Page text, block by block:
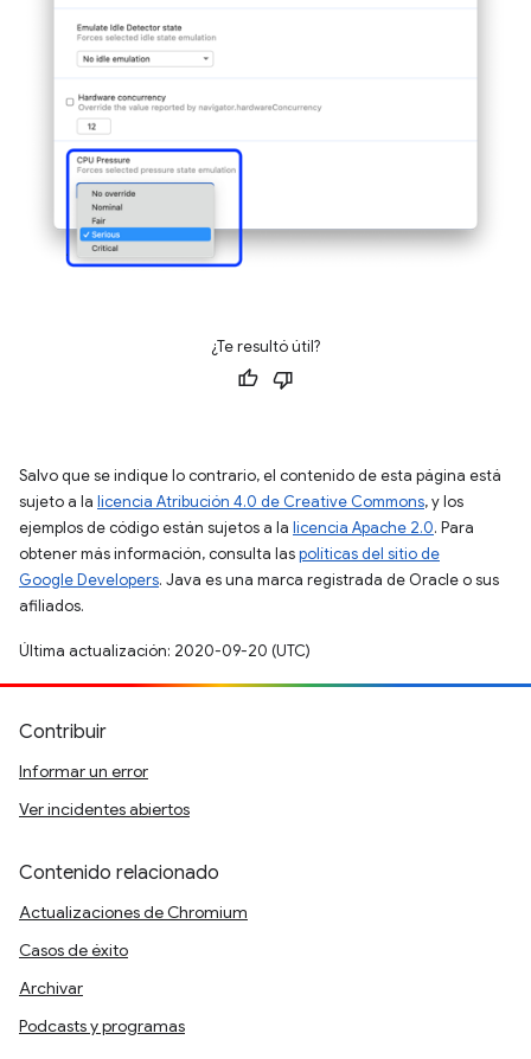
¿Te resultó útil?
Salvo que se indique lo contrario, el contenido de esta página está
sujeto a la licencia Atribución 4.0 de Creative Commons, y los
ejemplos de código están sujetos a la licencia Apache 2.0. Para
obtener más información, consulta laspolíticas del sitio de
Google Developers. Java es una marca registrada de Oracle o sus
afiliados.
Última actualización: 2020-09-20 (UTC)
Contribuir
Informar un error
Ver incidentes abiertos
Contenido relacionado
Actualizaciones de Chromium
Casos de éxito
Archivar
Podcasts y programas